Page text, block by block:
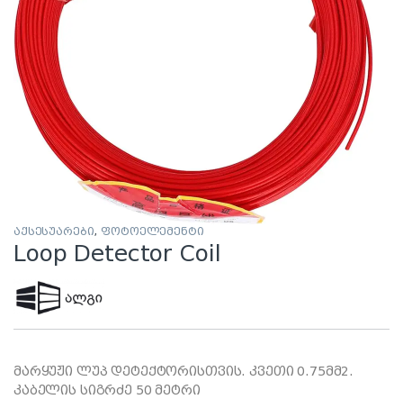
აქსესუარები, ფოტოელემენტი
Loop Detector Coil
მარყუჟი ლუპ დეტექტორისთვის. კვეთი 0.75მმ2.
კაბელის სიგრძე 50 მეტრი